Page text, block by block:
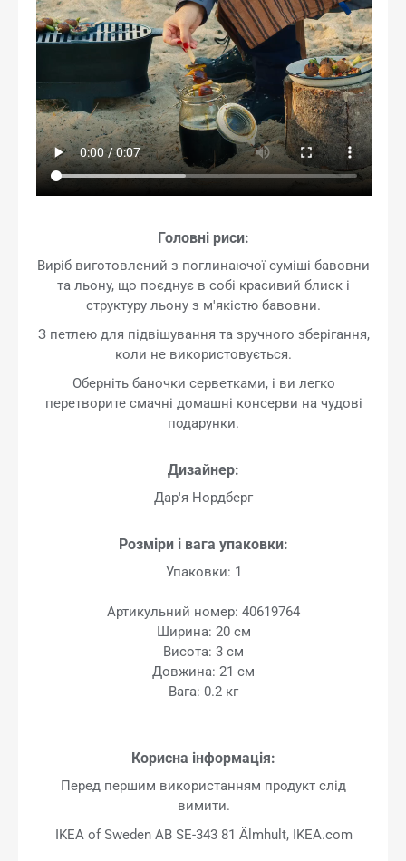
Головні риси:
Виріб виготовлений з поглинаючої суміші бавовни
та льону, що поєднує в собі красивий блиск і
структуру льону з м'якістю бавовни.
З петлею для підвішування та зручного зберігання,
коли не використовується.
Оберніть баночки серветками, і ви легко
перетворите смачні домашні консерви на чудові
подарунки.
Дизайнер:
Дар'я Нордберг
Розміри і вага упаковки:
Упаковки: 1
Артикульний номер: 40619764
Ширина: 20 см
Висота: 3 см
Довжина: 21 см
Вага: 0.2 кг
Корисна інформація:
Перед першим використанням продукт слід
вимити.
IKEA of Sweden AB SE-343 81 Älmhult, IKEA.com